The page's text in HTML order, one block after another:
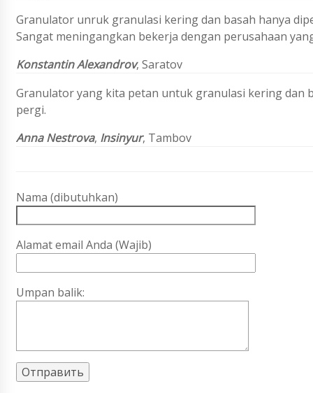
Granulator unruk granulasi kering dan basah hanya
Sangat meningangkan bekerja dengan perusahaan
Konstantin Alexandrov, Saratov
Granulator yang kita petan untuk granulasi kering dan
pergi.
Anna Nestrova, Insinyur, Tambov
Nama (dibutuhkan)
Alamat email Anda (Wajib)
Umpan balik: